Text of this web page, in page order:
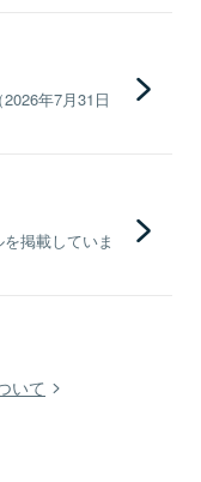
年7月31日
掲載していま
いて